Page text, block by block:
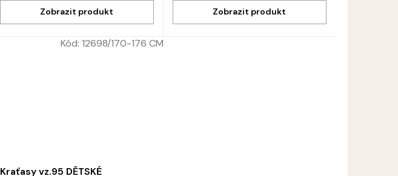
Kraťasy vz.95 DĚTSKÉ
Kód: 12698/170-176 CM